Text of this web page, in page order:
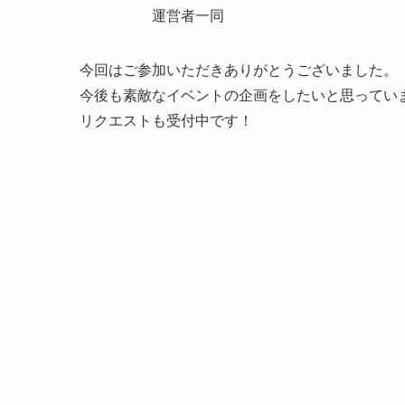
運営者一同
今回はご参加いただきありがとうございました。
今後も素敵なイベントの企画をしたいと思ってい
リクエストも受付中です！